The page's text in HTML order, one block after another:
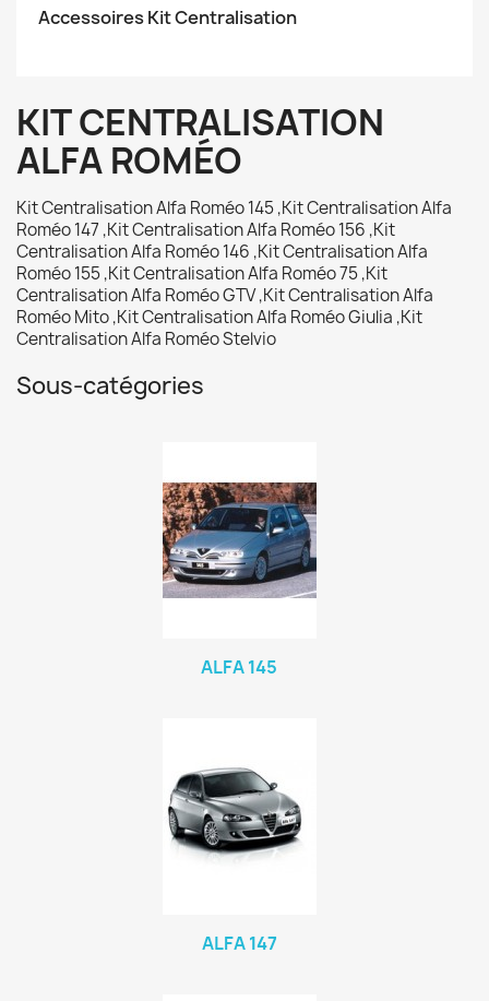
Accessoires Kit Centralisation
KIT CENTRALISATION
ALFA ROMÉO
Kit Centralisation Alfa Roméo 145 ,Kit Centralisation Alfa
Roméo 147 ,Kit Centralisation Alfa Roméo 156 ,Kit
Centralisation Alfa Roméo 146 ,Kit Centralisation Alfa
Roméo 155 ,Kit Centralisation Alfa Roméo 75 ,Kit
Centralisation Alfa Roméo GTV ,Kit Centralisation Alfa
Roméo Mito ,Kit Centralisation Alfa Roméo Giulia ,Kit
Centralisation Alfa Roméo Stelvio
Sous-catégories
ALFA 145
ALFA 147